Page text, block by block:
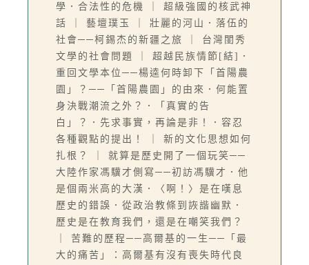
學．合法性的危機 ｜ 超級強國的核武神
話 ｜ 藝壇璞玉 ｜ 壯麗的河山．落伍的
社會──柯錫杰的新疆之旅 ｜ 台灣閨秀
文學的社會問題 ｜ 超越民族情節[結]．
重回文學本位──楊逵何時卸下「首陽農
園」？──「首陽農園」的由來．何能置
身決戰潮流之外？．「真實的告
白」？．先求事實，再論是非！．容忍
各種觀點的提出！ ｜ 新的文化思想如何
扎根？ ｜ 就算是歷史開了一個玩笑──
大陸作家馮驥才側寫──初訪馮驥才．他
是個兩米高的大漢．〈啊！〉是在嘆息
歷史的錯誤．從政治教條到詼諧幽默．
歷史是在教育我們，還是在嘲笑我們？
｜ 苦難的歷程──高爾基的一生──「最
大的痛苦」：高爾基有沒有喪失時代良